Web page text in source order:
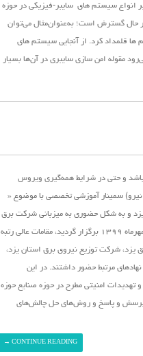
انواع سیستم ‌های سایبر-فیزیکی در حوزه
حال گسترش است؛ به‌عنوان‌مثال می‌توان
‌ها قلمداد کرد. از آنجایی سیستم ‌های
مقوله امن‌‌ سازی سایبری در آن‌ها بسیار
و حتی در شرایط همه‌گیری ویروس
سمینار آموزشی تخصصی با موضوع «
و به شکل حضوری به میزبانی شرکت برق
منطقه‌ای یزد در این استان برگزار نمود. در این نشست که در سالن اجلاس معاونت بهره‌برداری شرکت برق منطقه‌ای یزد در تاریخ دوم مهرماه ۱۳۹۹ برگزار گردید، مقامات عالی رتبه
شرکت توزیع نیروی برق استان یزد،
مرتبط حضور داشتند. در این
امنیتی مطرح در حوزه صنایع حوزه
پرسش و پاسخ و روش‌های حل چالش‌های
CONTINUE READING
→